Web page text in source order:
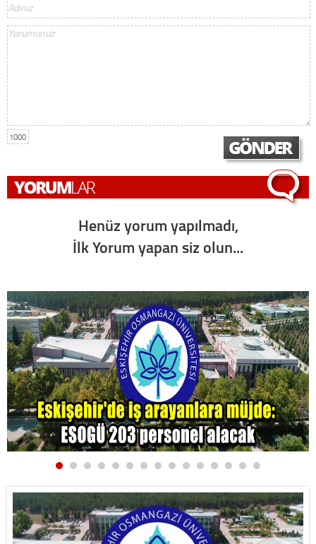
1000
Henüz yorum yapılmadı,
İlk Yorum yapan siz olun...